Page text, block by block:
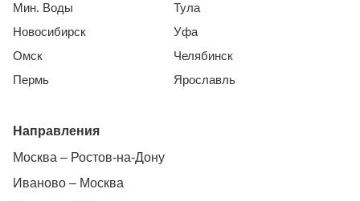
Мин. Воды
Новосибирск
Омск
Пермь
Тула
Уфа
Челябинск
Ярославль
Направления
Москва – Ростов-на-Дону
Иваново – Москва